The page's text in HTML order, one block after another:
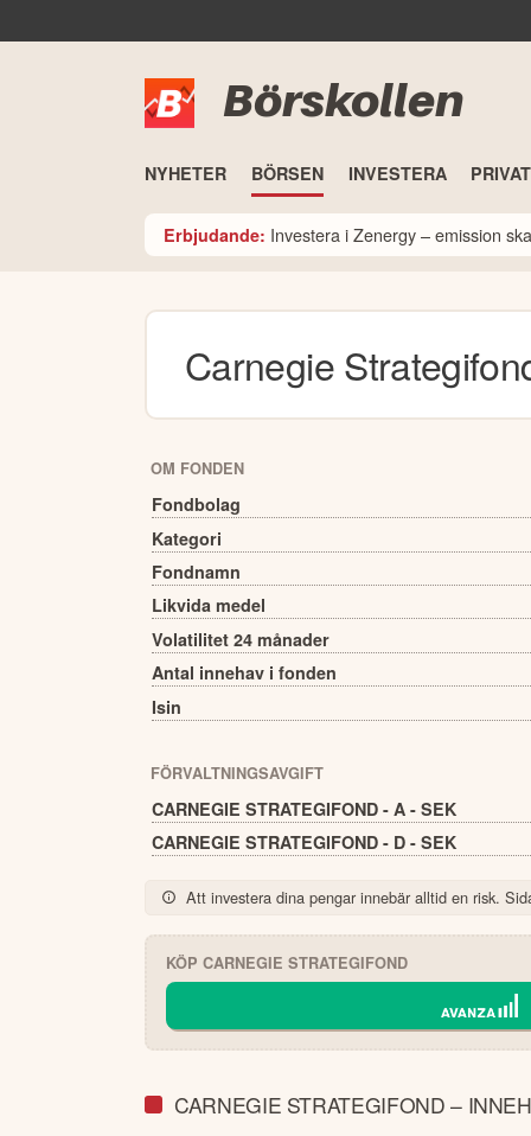
Börskollen
NYHETER BÖRSEN INVESTERA
Erbjudande: Investera i Zenergy – emission
Carnegie
OM FONDEN
Fondbolag
Kategori
Fondnamn
Likvida medel
Volatilitet 24 månader
Antal innehav i fonden
Isin
FÖRVALTNINGSAVGIFT
CARNEGIE STRATEGIFOND - A - SEK
CARNEGIE STRATEGIFOND - D - SEK
Att investera dina pengar innebär alltid en risk.
KÖP CARNEGIE STRATEGIFOND
CARNEGIE STRATEGIFOND –